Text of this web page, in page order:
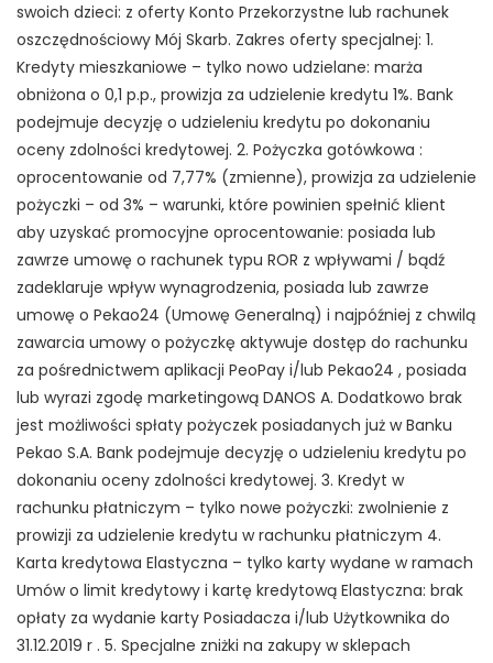
swoich dzieci: z oferty Konto Przekorzystne lub rachunek
oszczędnościowy Mój Skarb. Zakres oferty specjalnej: 1.
Kredyty mieszkaniowe – tylko nowo udzielane: marża
obniżona o 0,1 p.p., prowizja za udzielenie kredytu 1%. Bank
podejmuje decyzję o udzieleniu kredytu po dokonaniu
oceny zdolności kredytowej. 2. Pożyczka gotówkowa :
oprocentowanie od 7,77% (zmienne), prowizja za udzielenie
pożyczki – od 3% – warunki, które powinien spełnić klient
aby uzyskać promocyjne oprocentowanie: posiada lub
zawrze umowę o rachunek typu ROR z wpływami / bądź
zadeklaruje wpływ wynagrodzenia, posiada lub zawrze
umowę o Pekao24 (Umowę Generalną) i najpóźniej z chwilą
zawarcia umowy o pożyczkę aktywuje dostęp do rachunku
za pośrednictwem aplikacji PeoPay i/lub Pekao24 , posiada
lub wyrazi zgodę marketingową DANOS A. Dodatkowo brak
jest możliwości spłaty pożyczek posiadanych już w Banku
Pekao S.A. Bank podejmuje decyzję o udzieleniu kredytu po
dokonaniu oceny zdolności kredytowej. 3. Kredyt w
rachunku płatniczym – tylko nowe pożyczki: zwolnienie z
prowizji za udzielenie kredytu w rachunku płatniczym 4.
Karta kredytowa Elastyczna – tylko karty wydane w ramach
Umów o limit kredytowy i kartę kredytową Elastyczna: brak
opłaty za wydanie karty Posiadacza i/lub Użytkownika do
31.12.2019 r . 5. Specjalne zniżki na zakupy w sklepach